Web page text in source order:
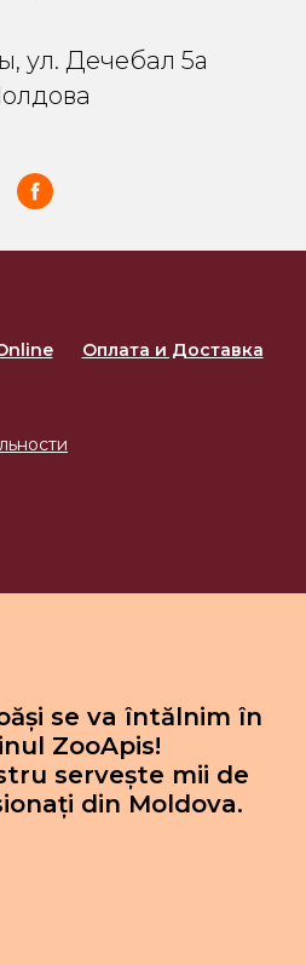
ул. Дечебал 5a
Оплата и Доставка
se va întălnim în
ZooApis!
servește mii de
din Moldova.